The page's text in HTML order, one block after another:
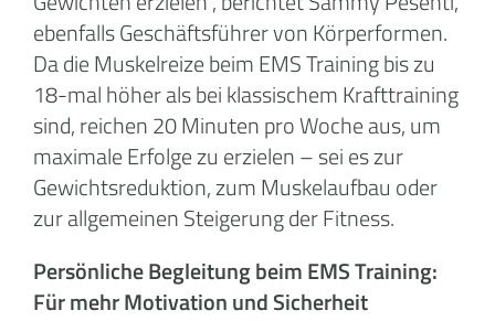
ebenfalls Geschäftsführer von Körperformen.
Da die Muskelreize beim EMS Training bis zu
18-mal höher als bei klassischem Krafttraining
sind, reichen 20 Minuten pro Woche aus, um
maximale Erfolge zu erzielen – sei es zur
Gewichtsreduktion, zum Muskelaufbau oder
zur allgemeinen Steigerung der Fitness.
Persönliche Begleitung beim EMS Training:
Für mehr Motivation und Sicherheit